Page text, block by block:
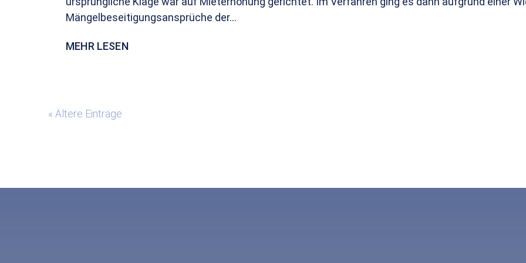
Mängelbeseitigungsansprüche der...
MEHR LESEN
« Ältere Einträge